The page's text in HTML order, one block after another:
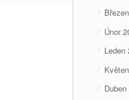
Únor
Leden